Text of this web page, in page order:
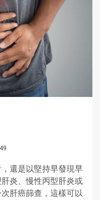
還是以堅持早發現早
炎、慢性丙型肝炎或
肝癌篩查，這樣可以